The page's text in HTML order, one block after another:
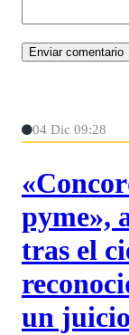
04 Dic 09:28
pyme»,
tras el
un